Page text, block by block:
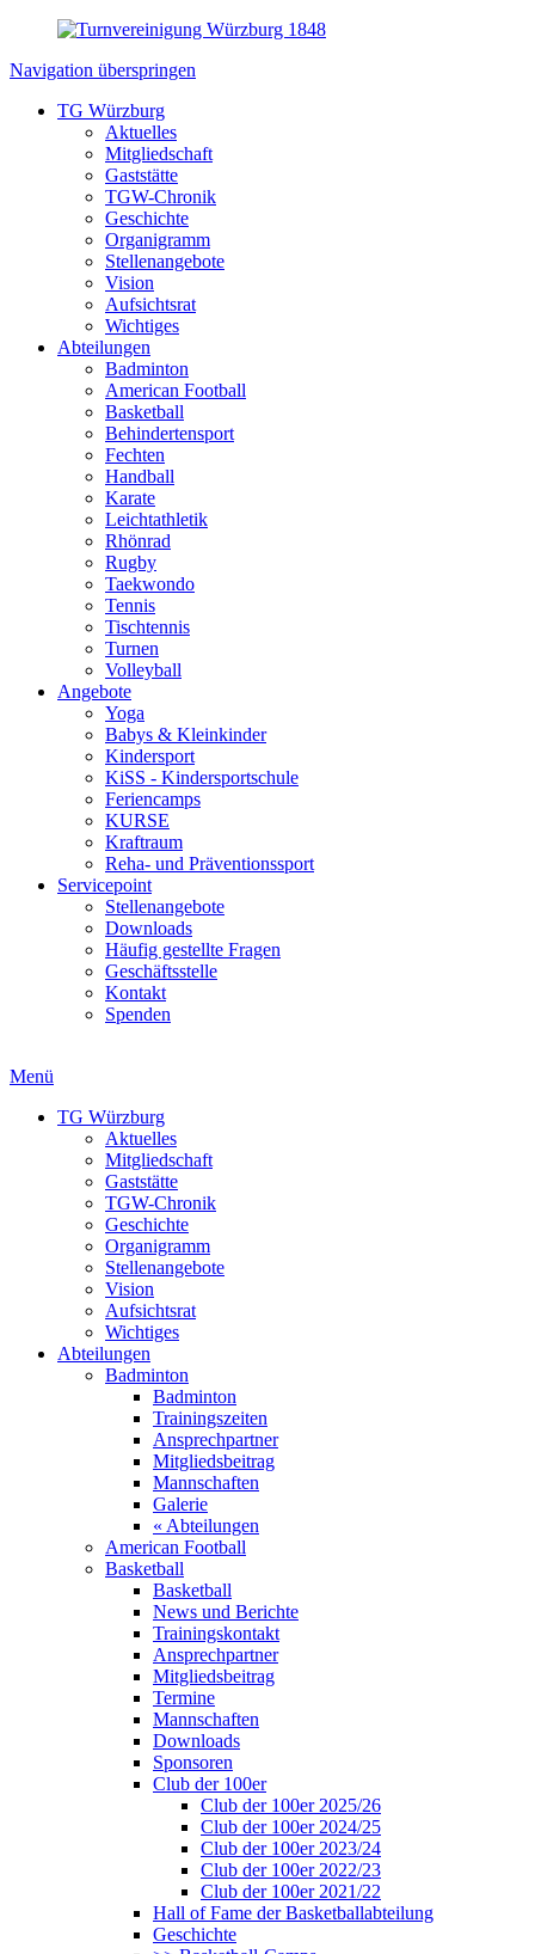
Navigation überspringen
TG Würzburg
Aktuelles
Mitgliedschaft
Gaststätte
TGW-Chronik
Geschichte
Organigramm
Stellenangebote
Vision
Aufsichtsrat
Wichtiges
Abteilungen
Badminton
American Football
Basketball
Behindertensport
Fechten
Handball
Karate
Leichtathletik
Rhönrad
Rugby
Taekwondo
Tennis
Tischtennis
Turnen
Volleyball
Angebote
Yoga
Babys & Kleinkinder
Kindersport
KiSS - Kindersportschule
Feriencamps
KURSE
Kraftraum
Reha- und Präventionssport
Servicepoint
Stellenangebote
Downloads
Häufig gestellte Fragen
Geschäftsstelle
Kontakt
Spenden
Menü
TG Würzburg
Aktuelles
Mitgliedschaft
Gaststätte
TGW-Chronik
Geschichte
Organigramm
Stellenangebote
Vision
Aufsichtsrat
Wichtiges
Abteilungen
Badminton
Badminton
Trainingszeiten
Ansprechpartner
Mitgliedsbeitrag
Mannschaften
Galerie
« Abteilungen
American Football
Basketball
Basketball
News und Berichte
Trainingskontakt
Ansprechpartner
Mitgliedsbeitrag
Termine
Mannschaften
Downloads
Sponsoren
Club der 100er
Club der 100er 2025/26
Club der 100er 2024/25
Club der 100er 2023/24
Club der 100er 2022/23
Club der 100er 2021/22
Hall of Fame der Basketballabteilung
Geschichte